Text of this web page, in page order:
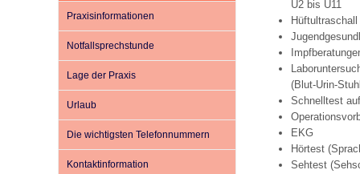
Impfsicherheit
Häufige Fragen
Recht auf Impfung
Notdienste
Empfehlungen
Hörlexikon
Material zu den
Praxisinformationen
Notfallsprechstunde
Lage der Praxis
Urlaub
Die wichtigsten Telefonnummern
Kontaktinformation
U2 bis U11
(Blut-Urin-
Schnelltest
EKG
Hörtest
Sehtest